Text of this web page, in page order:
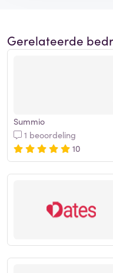
Gerelateerde
Summio
1 beoordeling
10